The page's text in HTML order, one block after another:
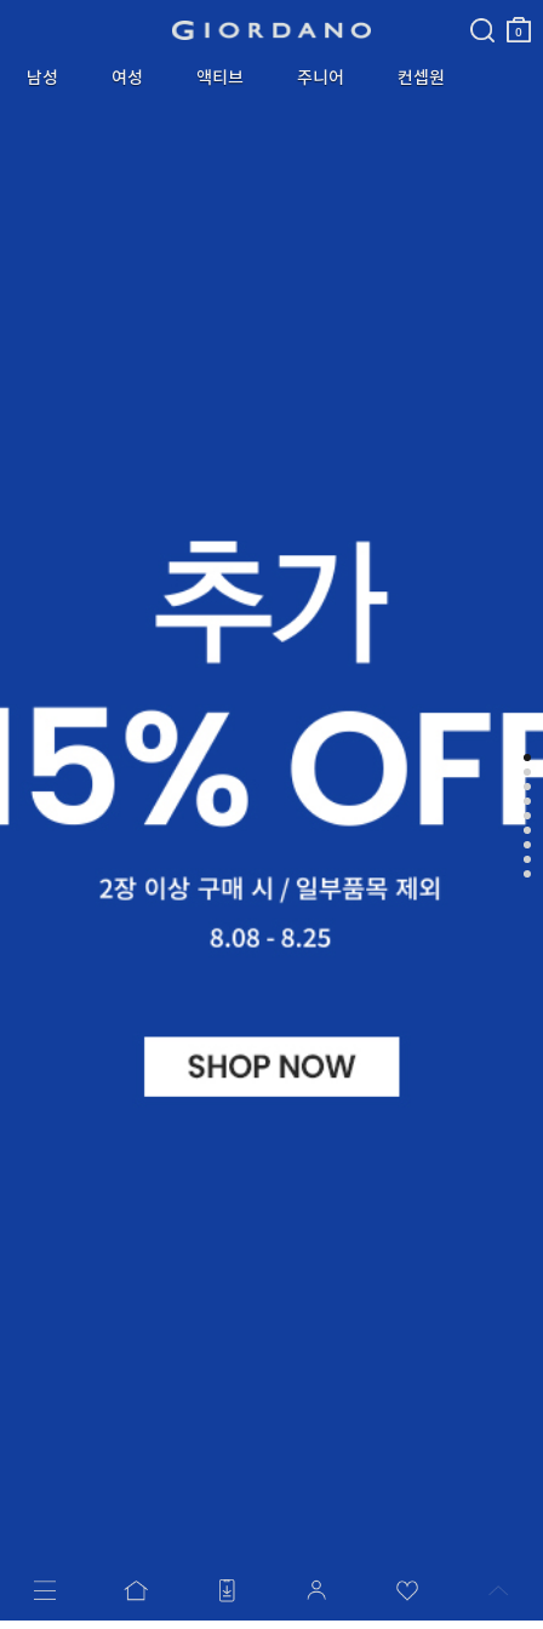
구니
0
남성 여성 액티브 주니어 컨셉원